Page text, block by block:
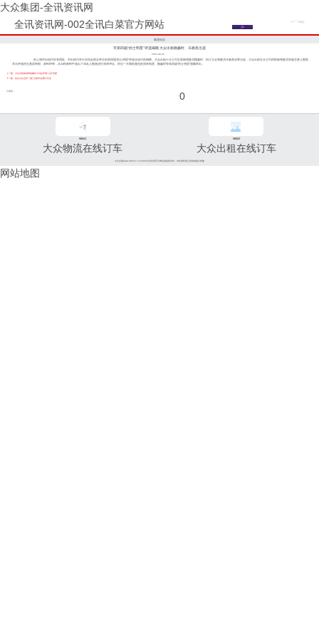
大众集团-全讯资讯网
全讯资讯网-002全讯白菜官方网站
集团动态
市笫四届“的士明星”评选揭晓 大众出租顾鑫时、马春燕当选
2004-08-04
由上海市出租汽车管理处、市出租汽车行业协会联合举办的笫四届“的士明星”评选活动日前揭晓，大众出租十分公司五星级驾驶员顾鑫时、松江大众驾驶员马春燕光荣当选，大众出租五分公司四星级驾驶员宋嘉生获入围奖。
本次评选经过基层审报，材料评审，从43份材料中选出了20名入围者进行演讲评比。经过一天精彩激烈的演讲角逐，顾鑫时等笫四届“的士明星”脱颖而出。
上一篇：大众出租加强班组建设 8月起开展“八好”竞赛
下一篇：金山大众召开一届三次职代会暨工代会
分享到： 0
96811
大众物流在线订车
96822
大众出租在线订车
大众交通(www.96822.com)002全讯白菜官方网站的版权所有，未经授权禁止复制或建立镜像
网站地图